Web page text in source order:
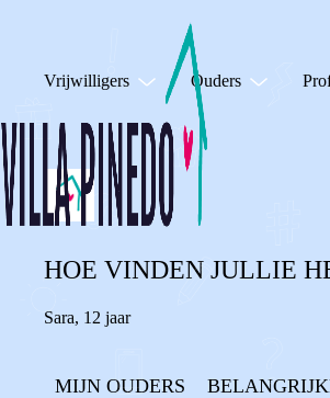
Vrijwilligers Ouders
HOE VINDEN JULLIE
Sara, 12 jaar
MIJN OUDERS